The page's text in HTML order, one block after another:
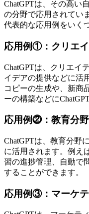
ChatGPTは、その高い
の分野で応用されてい
代表的な応用例をいく
応用例①：クリエ
ChatGPTは、クリエイ
イデアの提供などに活
コピーの生成や、新商
ーの構築などに
応用例⓶：教育分野
ChatGPTは、教育分野
に活用されます。例え
習の進捗管理、自動で
することができます。
応用例③：マーケ